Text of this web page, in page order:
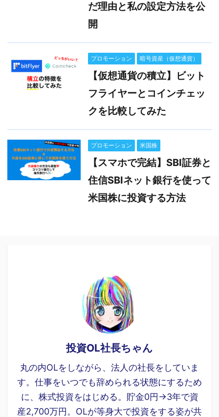
だ理由と私の設定方法を公
開
プロモーション 暗号資産（仮想通貨）
【仮想通貨の積立】ビット
フライヤーとコインチェッ
クを比較してみた
プロモーション 米国株
【スマホで完結】SBI証券と
住信SBIネット銀行を使って
米国株に投資する方法
投資OL社長ちゃん
丸の内OLをしながら、法人の社長をしていま
す。仕事をいつでも辞められる状態にするため
に、株式投資をはじめる。貯金0円→3年で資
産2,700万円。OLが等身大で投資をする姿が共